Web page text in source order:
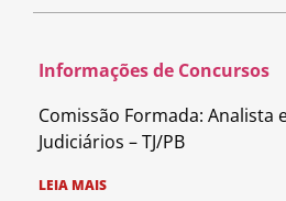
Informações de Concursos
Comissão Formada: Analista
Judiciários – TJ/PB
LEIA MAIS